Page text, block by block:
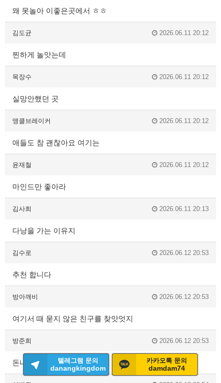
왜 못놀아 이좋은곳에서 ㅎㅎ
김도균 2026.06.11 20:12
찐하게 놀앗는데
목장수 2026.06.11 20:12
실망안했던 곳
앵클브레이커 2026.06.11 20:12
애들도 참 괜찮아요 여기는
윤재철 2026.06.11 20:12
마인드만 좋아라
김사희 2026.06.11 20:13
다낭을 가는 이유지
김수로 2026.06.12 20:53
추천 합니다
방아깨비 2026.06.12 20:53
여기서 때 묻지 않은 친구를 찾앗엇지
방준희 2026.06.12 20:53
돈내고 갈만함텔레그램 문의
danangkingdom
카카오톡 문의
damdam74